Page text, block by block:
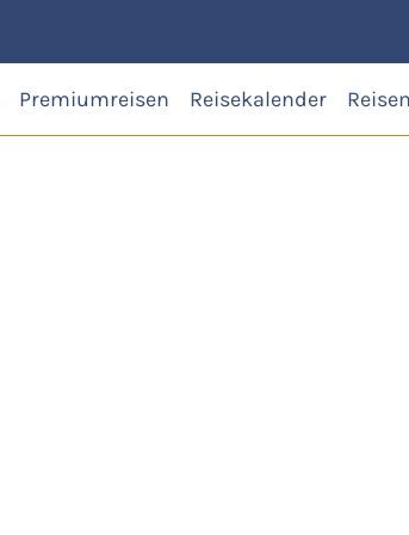
Premiumreisen Reisekalender